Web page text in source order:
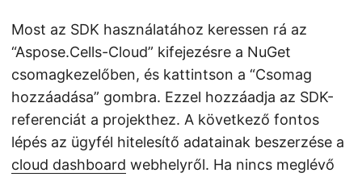
Most az SDK használatához keressen rá az
“Aspose.Cells-Cloud” kifejezésre a NuGet
csomagkezelőben, és kattintson a “Csomag
hozzáadása” gombra. Ezzel hozzáadja az SDK-
referenciát a projekthez. A következő fontos
lépés az ügyfél hitelesítő adatainak beszerzése a
cloud dashboard webhelyről. Ha nincs meglévő